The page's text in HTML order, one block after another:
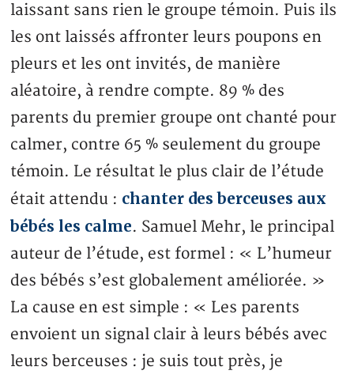
laissant sans rien le groupe témoin. Puis ils
les ont laissés affronter leurs poupons en
pleurs et les ont invités, de manière
aléatoire, à rendre compte. 89 % des
parents du premier groupe ont chanté pour
calmer, contre 65 % seulement du groupe
témoin. Le résultat le plus clair de l’étude
était attendu : chanter des berceuses aux
bébés les calme. Samuel Mehr, le principal
auteur de l’étude, est formel : « L’humeur
des bébés s’est globalement améliorée. »
La cause en est simple : « Les parents
envoient un signal clair à leurs bébés avec
leurs berceuses : je suis tout près, je